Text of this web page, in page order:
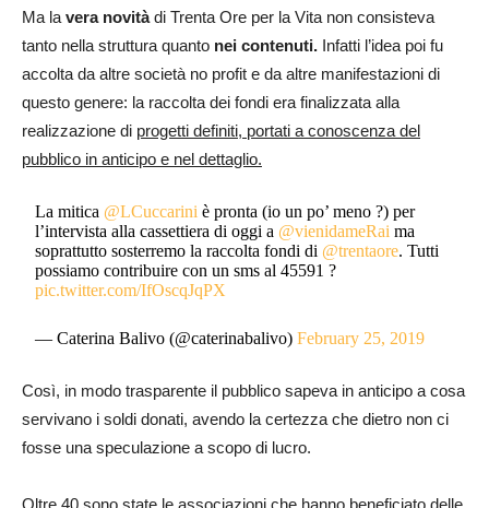
Ma lavera novitàdi Trenta Ore per la Vita non consisteva
tanto nella struttura quanto nei contenuti. Infatti l’idea poi fu
accolta da altre società no profit e da altre manifestazioni di
questo genere: la raccolta dei fondi era finalizzata alla
realizzazione di progetti definiti, portati a conoscenza del
pubblico in anticipo e nel dettaglio.
La mitica @LCuccarini è pronta (io un po’ meno ?) per
l’intervista alla cassettiera di oggi a @vienidameRai ma
soprattutto sosterremo la raccolta fondi di @trentaore. Tutti
possiamo contribuire con un sms al 45591 ?
pic.twitter.com/IfOscqJqPX
— Caterina Balivo (@caterinabalivo)February 25, 2019
Così, in modo trasparente il pubblico sapeva in anticipo a cosa
servivano i soldi donati, avendo la certezza che dietro non ci
fosse una speculazione a scopo di lucro.